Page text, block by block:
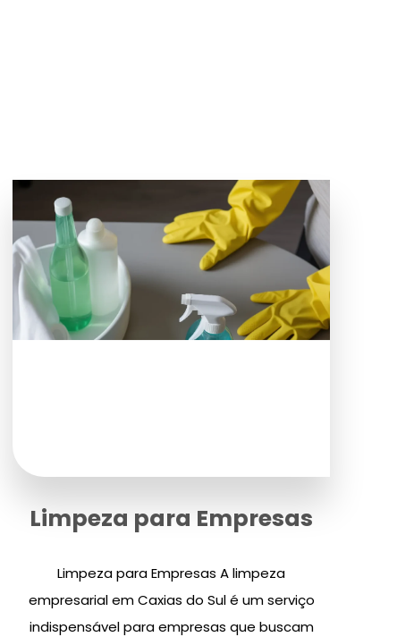
Limpeza para Empresas
Limpeza para Empresas A limpeza
empresarial em Caxias do Sul é um serviço
indispensável para empresas que buscam